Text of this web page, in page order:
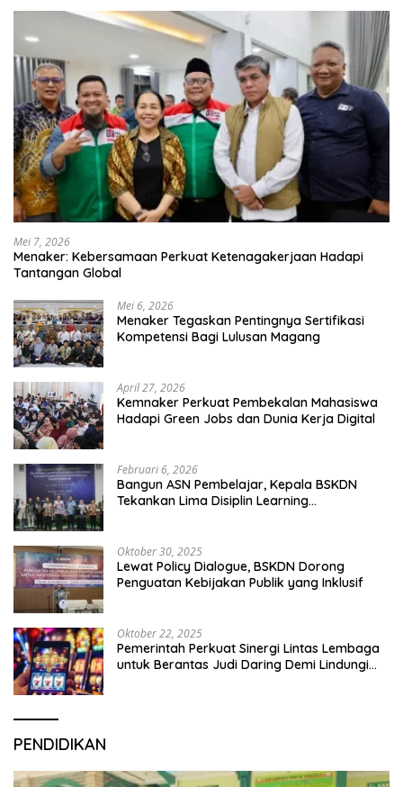
Mei 7, 2026
Menaker: Kebersamaan Perkuat Ketenagakerjaan Hadapi
Tantangan Global
Mei 6, 2026
Menaker Tegaskan Pentingnya Sertifikasi
Kompetensi Bagi Lulusan Magang
April 27, 2026
Kemnaker Perkuat Pembekalan Mahasiswa
Hadapi Green Jobs dan Dunia Kerja Digital
Februari 6, 2026
Bangun ASN Pembelajar, Kepala BSKDN
Tekankan Lima Disiplin Learning
Oktober 30, 2025
Lewat Policy Dialogue, BSKDN Dorong
Penguatan Kebijakan Publik yang Inklusif
Oktober 22, 2025
Pemerintah Perkuat Sinergi Lintas Lembaga
untuk Berantas Judi Daring Demi Lindungi
PENDIDIKAN